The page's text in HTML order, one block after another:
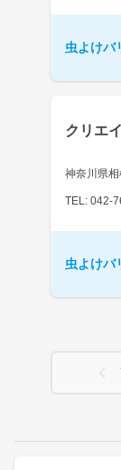
虫よけバ
クリエ
神奈川県
TEL: 042-
虫よけバ